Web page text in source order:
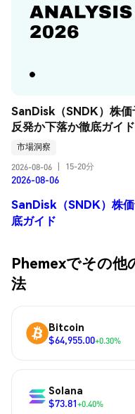
SanDisk（SNDK）株価
反発か下落か徹底ガイド
市場洞察
2026-08-06
15-20分
2026-08-06
SanDisk（SNDK）株
底ガイド
Phemexでその他
法
Bitcoin
$64,955.00+0.30%
Solana
$73.81+0.40%